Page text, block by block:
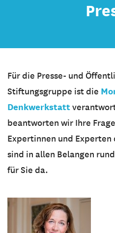
Für die Presse- und
Stiftungsgruppe ist die
Denkwerkstatt
beantworten wir Ihre
Expertinnen und
sind in allen Belangen
für Sie da.